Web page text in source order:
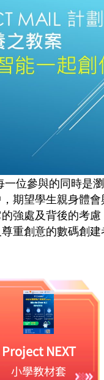
一位參與的同時是
期望學生親身體
強處及背後的考
重創意的數碼創建
Project NEXT
小學教材套